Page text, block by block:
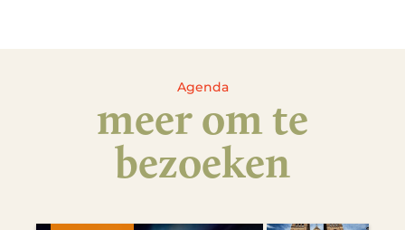
Agenda
meer om te
bezoeken